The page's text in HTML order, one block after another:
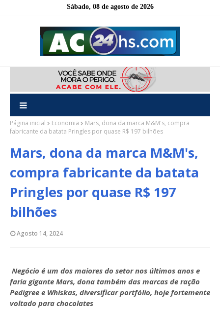
Sábado, 08 de agosto de 2026
Página inicial Economia
Mars, dona da marca M&M's, compra
fabricante da batata Pringles por quase R$ 197 bilhões
Mars, dona da marca M&M's,
compra fabricante da batata
Pringles por quase R$ 197
bilhões
Agosto 14, 2024
Negócio é um dos maiores do setor nos últimos anos e
faria gigante Mars, dona também das marcas de ração
Pedigree e Whiskas, diversificar portfólio, hoje fortemente
voltado para chocolates